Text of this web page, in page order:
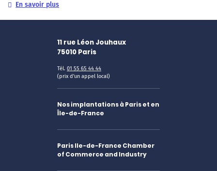
En savoir plus
11 rue Léon Jouhaux
75010 Paris
Tél. 01 55 65 44 44
(prix d'un appel local)
Nos implantations à Paris et en
Île-de-France
Paris Ile-de-France Chamber
of Commerce and Industry